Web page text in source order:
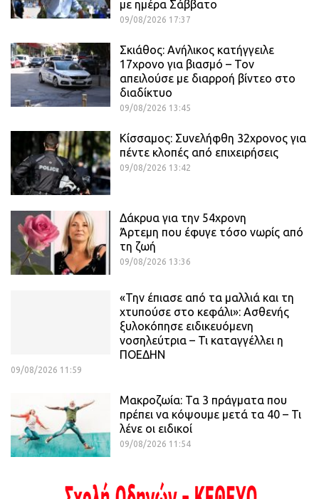
με ημέρα Σάββατο
09/08/2026 17:37
Σκιάθος: Ανήλικος κατήγγειλε
17χρονο για βιασμό – Τον
απειλούσε με διαρροή βίντεο στο
διαδίκτυο
09/08/2026 13:45
Κίσσαμος: Συνελήφθη 32χρονος για
πέντε κλοπές από επιχειρήσεις
09/08/2026 13:42
Δάκρυα για την 54χρονη
Άρτεμη που έφυγε τόσο νωρίς από
τη ζωή
09/08/2026 13:36
«Την έπιασε από τα μαλλιά και τη
χτυπούσε στο κεφάλι»: Ασθενής
ξυλοκόπησε ειδικευόμενη
νοσηλεύτρια – Τι καταγγέλλει η
ΠΟΕΔΗΝ
09/08/2026 11:59
Μακροζωία: Τα 3 πράγματα που
πρέπει να κόψουμε μετά τα 40 – Τι
λένε οι ειδικοί
09/08/2026 11:54